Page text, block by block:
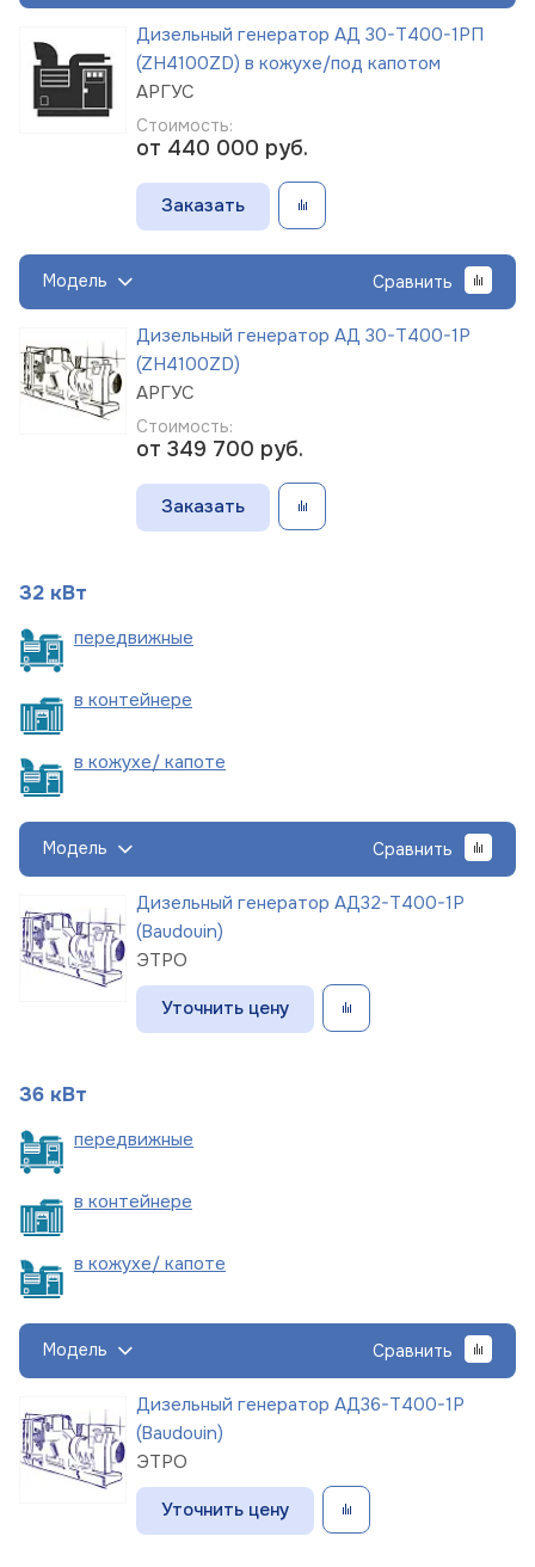
Дизельный генератор АД 30-Т400-1РП
(ZH4100ZD) в кожухе/под капотом
АРГУС
Стоимость:
от 440 000 руб.
Заказать
Модель Сравнить
Дизельный генератор АД 30-Т400-1Р
(ZH4100ZD)
АРГУС
Стоимость:
от 349 700 руб.
Заказать
32 кВт
передвижные
в контейнере
в кожухе/ капоте
Модель Сравнить
Дизельный генератор АД32-Т400-1Р
(Baudouin)
ЭТРО
Уточнить цену
36 кВт
передвижные
в контейнере
в кожухе/ капоте
Модель Сравнить
Дизельный генератор АД36-Т400-1Р
(Baudouin)
ЭТРО
Уточнить цену